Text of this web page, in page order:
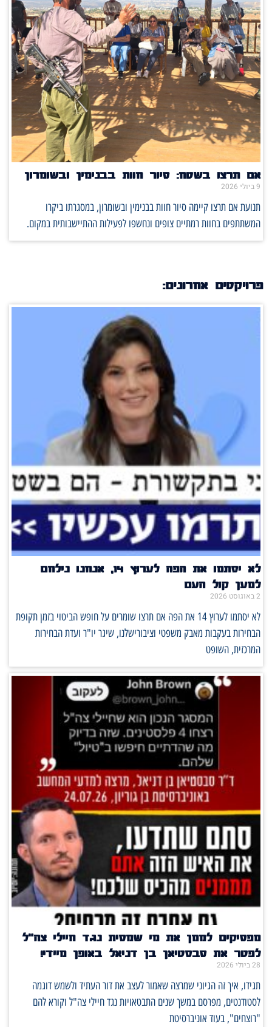
אם תרצו בשטח: סיור חוות בבנימין ובשומרון
9 ביולי 2026
תנועת אם תרצו קיימה סיור חוות בבנימין ובשומרון, במסגרתו ביקרו
המשתתפים בחוות רמתיים צופים ונחשפו לפעילות ההתיישבותית במקום.
פרויקטים אחרונים:
לא יסתמו את הפה לערוץ 14, אנחנו נילחם
למען קול העם
2 באוגוסט 2026
לא יסתמו לערוץ 14 את הפה אם תרצו שומרים על חופש הביטוי בזמן תקופת
הבחירות בעקבות מאבק משפטי וציבורישלנו, שיגר יו"ר ועדת הבחירות
המרכזית, השופט
מפסיקים לממן את מי שמסית נגד חיילי צה"ל
לפטר את סבסטיאן בן דניאל באופן מיידי!
28 ביולי 2026
תגידו, איך זה הגיוני שמרצה שאמור לעצב את דור העתיד ולשמש דוגמה
לסטודנטים, מפרסם במשך שנים התבטאויות נגד חיילי צה"ל וקורא להם
"רוצחים", בעוד אוניברסיטת